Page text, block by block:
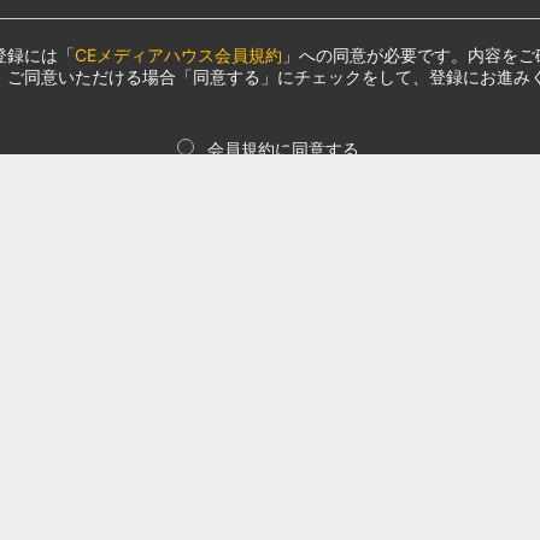
録には「CEメディアハウス会員規約 」への同意が必要です。内容をご
ご同意いただける場合「同意する」にチェックをして、登録にお進み
会員規約に同意する